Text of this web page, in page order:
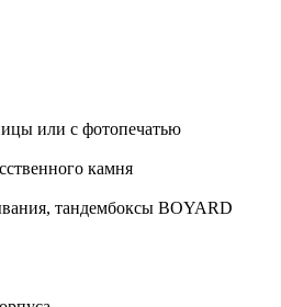
или с фотопечатью
камня
тандембоксы BOYARD